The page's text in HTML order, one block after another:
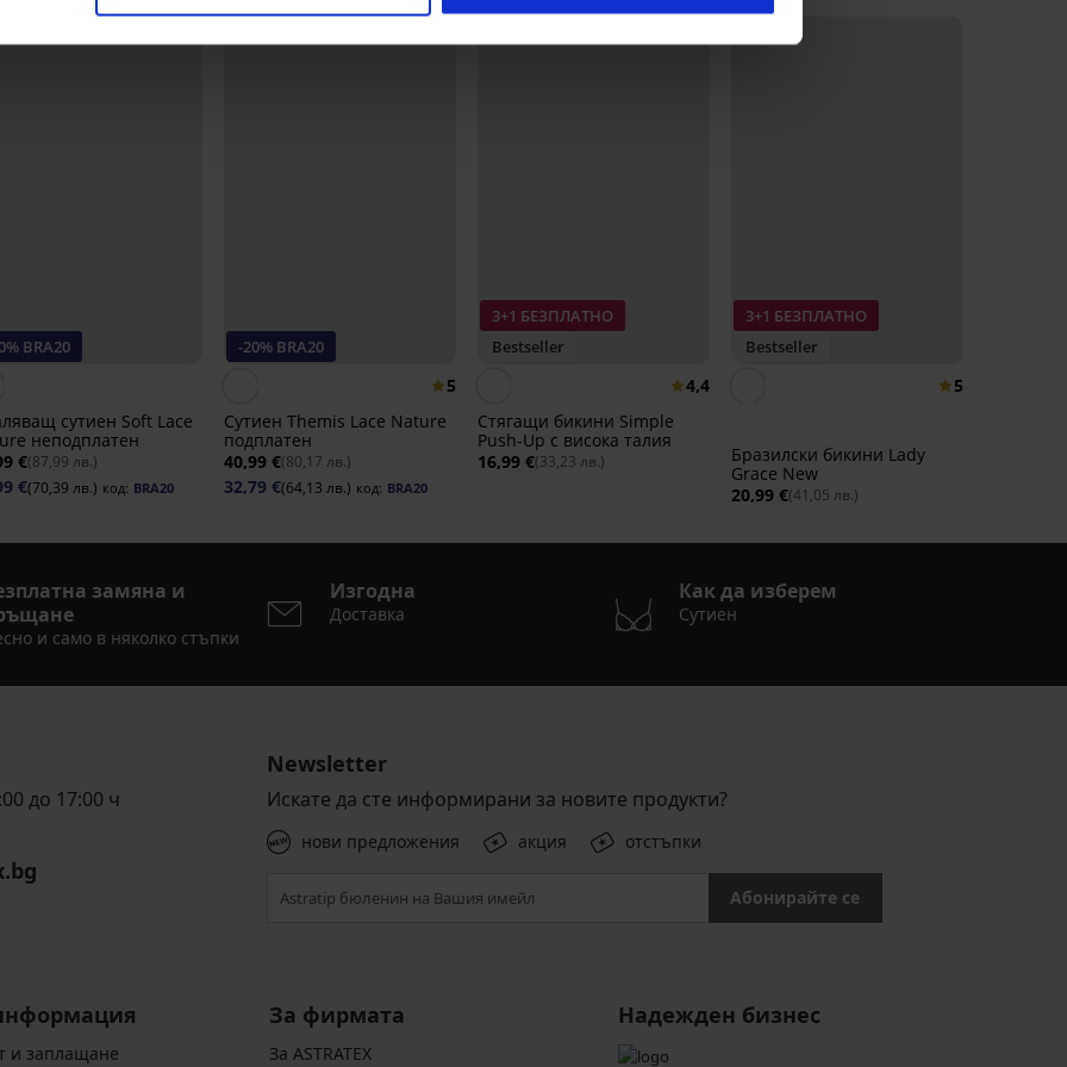
BRA20
сутиен Soft Lace
неподплатен
€(87,99 лв.)
€(70,39 лв.) код: BRA20
-20% BRA20
5
Сутиен Themis Lace Nature
подплатен
40,99 €(80,17 лв.)
32,79 €(64,13 лв.) код: BRA20
3+1 БЕЗПЛАТНО
Bestseller
4,4
Стягащи бикини Simple
Push-Up с висока талия
16,99 €(33,23 лв.)
3+1 БЕЗПЛАТНО
Bestseller
5
Бразилски бикини Lady
Grace New
20,99 €(41,05 лв.)
замяна и
и само в няколко стъпки
Изгодна
Доставка
Как да изберем
Сутиен
до 17:00 ч
Newsletter
Искате да сте информирани за новите продукти?
нови предложения акция отстъпки
Абонирайте се
и заплащане
За фирмата
За ASTRATEX
Надежден бизнес